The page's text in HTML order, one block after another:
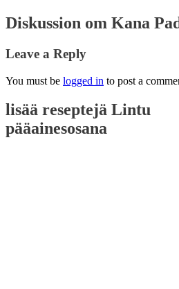
Diskussion om Kana
Leave a Reply
You must be logged in to post a
lisää reseptejä Lintu
pääainesosana